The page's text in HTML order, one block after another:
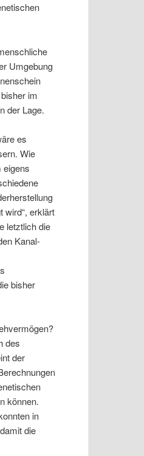
Umgebung
im
der Lage.
es
Wie
eigens
wird“, erklärt
letztlich die
Kanal-
bisher
des
der
können.
in
die